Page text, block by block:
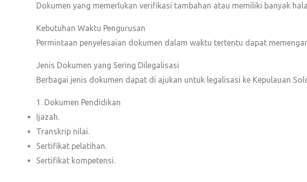
Dokumen yang memerlukan verifikasi tambahan atau memiliki banyak
Kebutuhan Waktu Pengurusan
Permintaan penyelesaian dokumen dalam waktu tertentu dapat
Jenis Dokumen yang Sering Dilegalisasi
Berbagai jenis dokumen dapat di ajukan untuk legalisasi ke Kepulauan
1. Dokumen Pendidikan
Ijazah.
Transkrip nilai.
Sertifikat pelatihan.
Sertifikat kompetensi.